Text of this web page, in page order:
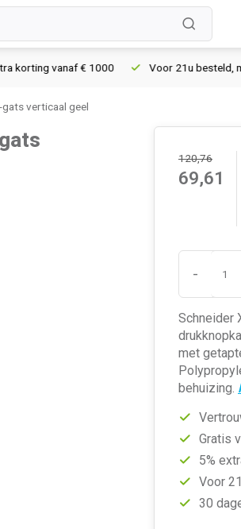
vanaf € 1000 Voor 21u besteld,
verticaal geel
120,76
69,61
-
Schneider
met
behuizing.
Gratis
5%
Voor
30